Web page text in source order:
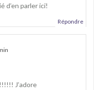
d’en parler ici!
Répondre
J’adore